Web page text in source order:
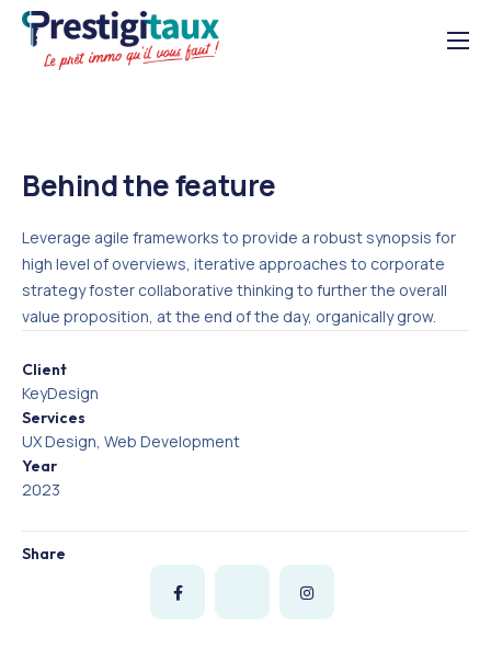
Solutions
Ressources
Behind the feature
Leverage agile frameworks to provide a robust synopsis for
high level of overviews, iterative approaches to corporate
strategy foster collaborative thinking to further the overall
value proposition, at the end of the day, organically grow.
Client
KeyDesign
Services
UX Design, Web Development
Year
2023
Share